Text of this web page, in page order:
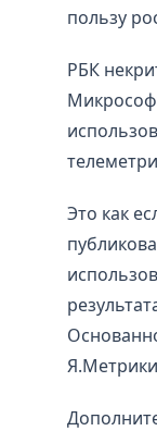
пользу
РБК
Это как